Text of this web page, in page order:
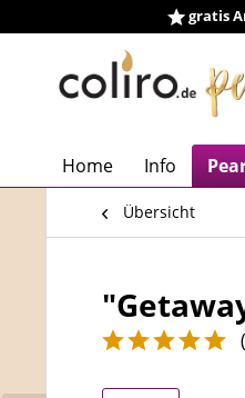
gratis
Home Info
Übersicht
(